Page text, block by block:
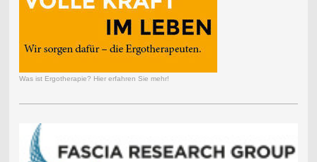
Was ist Ergotherapie? Hier erfahren Sie mehr!